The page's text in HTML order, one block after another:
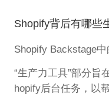
Shopify背后有哪些
Shopify Backstage
“生产力工具”部分旨
hopify后台任务，以